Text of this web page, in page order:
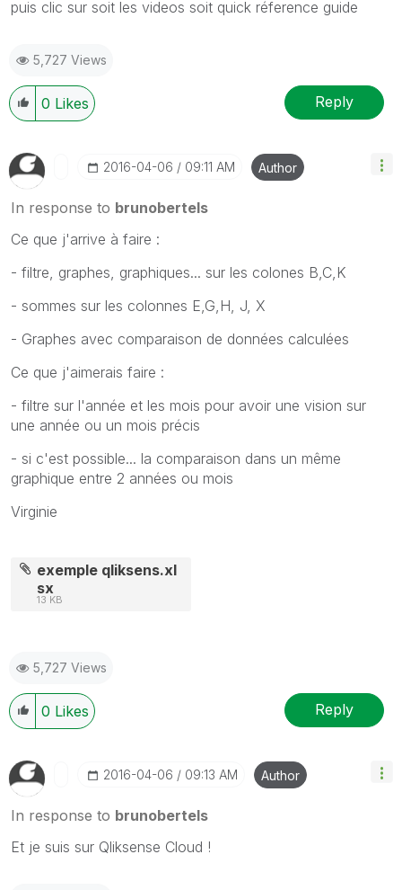
puis clic sur soit les videos soit quick réference guide
5,727 Views
0 Likes Reply
‎2016-04-06 09:11 AM Author
In response to brunobertels
Ce que j'arrive à faire :
- filtre, graphes, graphiques... sur les colones B,C,K
- sommes sur les colonnes E,G,H, J, X
- Graphes avec comparaison de données calculées
Ce que j'aimerais faire :
- filtre sur l'année et les mois pour avoir une vision sur
une année ou un mois précis
- si c'est possible... la comparaison dans un même
graphique entre 2 années ou mois
Virginie
exemple qliksens.xl
sx
13 KB
5,727 Views
0 Likes Reply
‎2016-04-06 09:13 AM Author
In response to brunobertels
Et je suis sur Qliksense Cloud !